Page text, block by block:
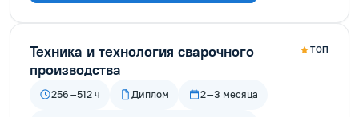
Техника и технология сварочного
производства
ТОП
256–512 ч Диплом 2–3 месяца